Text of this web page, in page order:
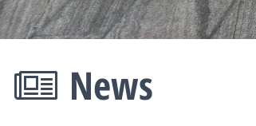
News